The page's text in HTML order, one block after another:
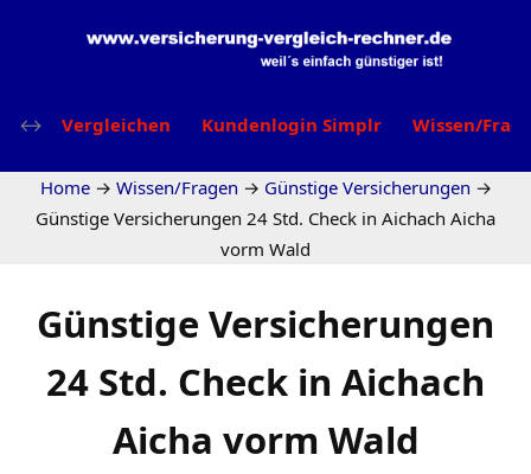
Vergleichen Kundenlogin Simplr Wissen/
Home → Wissen/Fragen → Günstige Versicherungen →
Günstige Versicherungen 24 Std. Check in Aichach Aicha
vorm Wald
Günstige Versicherungen
24 Std. Check in Aichach
Aicha vorm Wald